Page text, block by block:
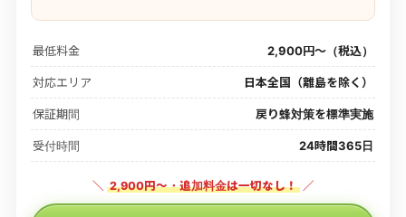
最低料金 2,900円〜（税込）
対応エリア 日本全国（離島を除く）
保証期間 戻り蜂対策を標準実施
受付時間 24時間365日
＼ 2,900円〜・追加料金は一切なし！ ／